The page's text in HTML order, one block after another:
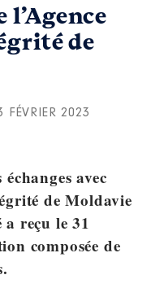
l’Agence
de
FÉVRIER 2023
avec
de Moldavie
reçu le 31
composée de